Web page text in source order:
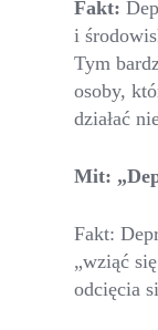
Fakt:
i
Tym
osoby,
działać
Mit:
Fakt:
„wziąć
odcięcia